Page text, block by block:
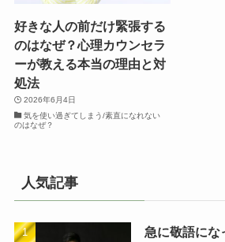
好きな人の前だけ緊張する
のはなぜ？心理カウンセラ
ーが教える本当の理由と対
処法
2026年6月4日
気を使い過ぎてしまう/素直になれない
のはなぜ？
人気記事
急に敬語にな